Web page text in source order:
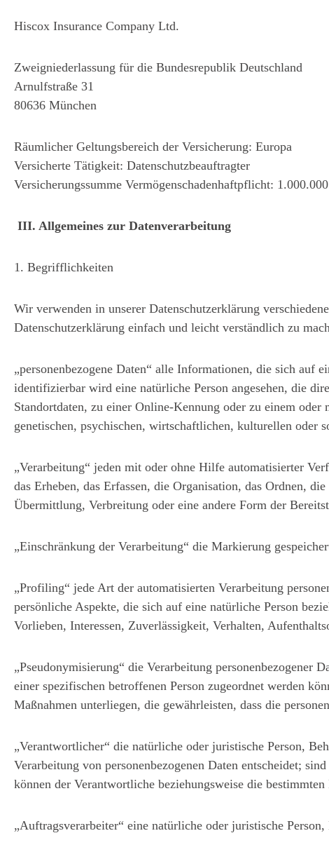
Hiscox Insurance Company Ltd.
Zweigniederlassung für die Bundesrepublik Deutschland
Arnulfstraße 31
80636 München
Räumlicher Geltungsbereich der Versicherung: Europa
Versicherte Tätigkeit: Datenschutzbeauftragter
Versicherungssumme Vermögenschadenhaftpflicht:
III. Allgemeines zur Datenverarbeitung
1. Begrifflichkeiten
Wir verwenden in unserer Datenschutzerklärung
Datenschutzerklärung einfach und leicht verständlich zu
„personenbezogene Daten“ alle Informationen, die sich auf
identifizierbar wird eine natürliche Person angesehen, die
Standortdaten, zu einer Online-Kennung oder zu einem
genetischen, psychischen, wirtschaftlichen, kulturellen oder
„Verarbeitung“ jeden mit oder ohne Hilfe automatisierter
das Erheben, das Erfassen, die Organisation, das Ordnen,
Übermittlung, Verbreitung oder eine andere Form der
„Einschränkung der Verarbeitung“ die Markierung
„Profiling“ jede Art der automatisierten Verarbeitung
persönliche Aspekte, die sich auf eine natürliche Person
Vorlieben, Interessen, Zuverlässigkeit, Verhalten,
„Pseudonymisierung“ die Verarbeitung personenbezogener
einer spezifischen betroffenen Person zugeordnet werden
Maßnahmen unterliegen, die gewährleisten, dass die
„Verantwortlicher“ die natürliche oder juristische Person,
Verarbeitung von personenbezogenen Daten entscheidet;
können der Verantwortliche beziehungsweise die
„Auftragsverarbeiter“ eine natürliche oder juristische